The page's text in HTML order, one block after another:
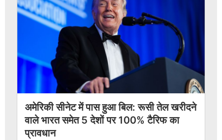
अमेरिकी सीनेट में पास हुआ बिल: रूसी तेल खरीदने
वाले भारत समेत 5 देशों पर 100% टैरिफ का
प्रावधान